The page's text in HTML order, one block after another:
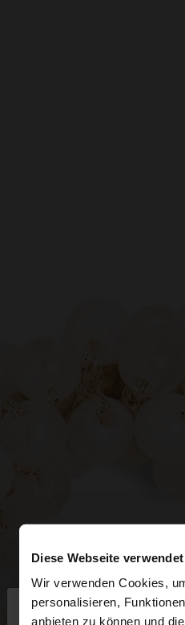
Diese Webseite
Wir verwenden Cookies,
personalisieren,
anbieten zu können und
hallo